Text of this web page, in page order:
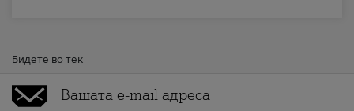
Бидете во тек